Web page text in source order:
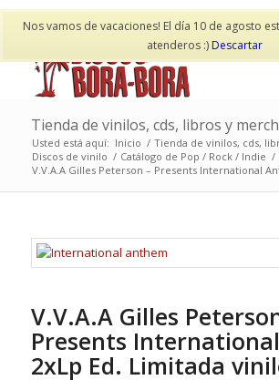
Nos vamos de vacaciones! El día 10 de agosto
atenderos :)Descartar
Mi cuenta Contacto
Tienda de vinilos, cds, libros y
Usted está aquí: Inicio / Tienda de vinilos, cds,
Discos de vinilo / Catálogo de Pop / Rock / Indie /
V.V.A.A Gilles Peterson – Presents International
V.V.A.A Gilles
Presents
2xLp Ed. Limitada